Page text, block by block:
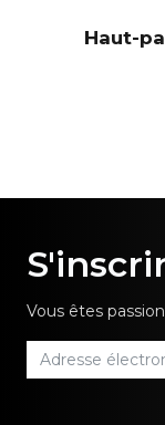
Haut-
Vous êtes